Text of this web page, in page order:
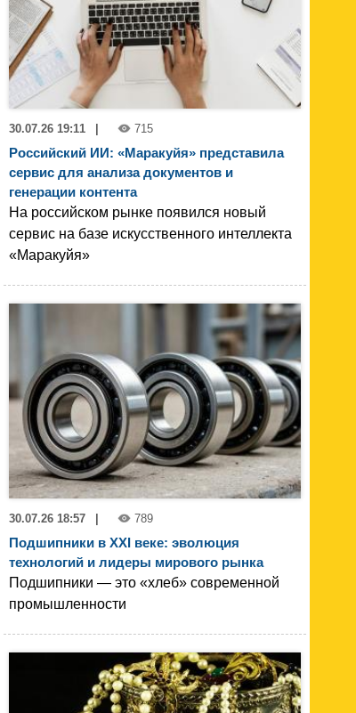
30.07.26 19:11 715
Российский ИИ: «Маракуйя» представила
сервис для анализа документов и
генерации контента
На российском рынке появился новый
сервис на базе искусственного интеллекта
«Маракуйя»
30.07.26 18:57 789
Подшипники в XXI веке: эволюция
технологий и лидеры мирового рынка
Подшипники — это «хлеб» современной
промышленности